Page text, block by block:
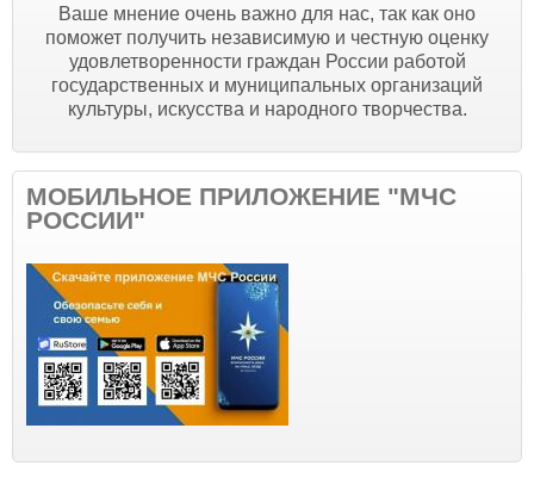
Ваше мнение очень важно для нас, так как оно
поможет получить независимую и честную оценку
удовлетворенности граждан России работой
государственных и муниципальных организаций
культуры, искусства и народного творчества.
МОБИЛЬНОЕ ПРИЛОЖЕНИЕ "МЧС
РОССИИ"